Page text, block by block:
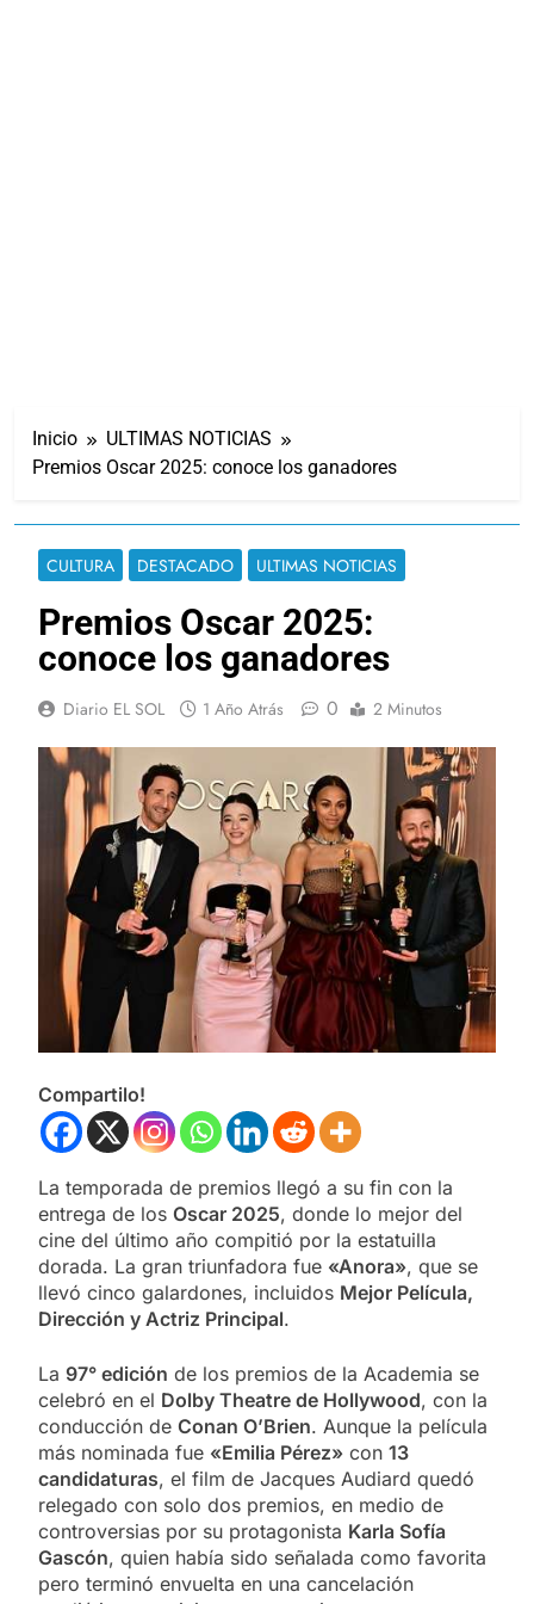
Inicio
ULTIMAS NOTICIAS
Premios Oscar 2025: conoce los ganadores
CULTURA DESTACADO ULTIMAS NOTICIAS
Premios Oscar 2025:
conoce los ganadores
Diario EL SOL 1 Año Atrás 0 2 Minutos
Compartilo!
La temporada de premios llegó a su fin con la
entrega de los Oscar 2025, donde lo mejor del
cine del último año compitió por la estatuilla
dorada. La gran triunfadora fue «Anora», que se
llevó cinco galardones, incluidos Mejor Película,
Dirección y Actriz Principal.
La 97° edición de los premios de la Academia se
celebró en el Dolby Theatre de Hollywood, con la
conducción de Conan O’Brien. Aunque la película
más nominada fue «Emilia Pérez» con 13
candidaturas, el film de Jacques Audiard quedó
relegado con solo dos premios, en medio de
controversias por su protagonista Karla Sofía
Gascón, quien había sido señalada como favorita
pero terminó envuelta en una cancelación